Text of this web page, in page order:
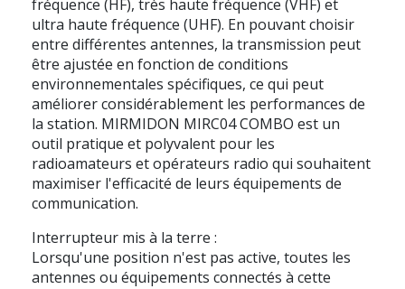
fréquence (HF), très haute fréquence (VHF) et
ultra haute fréquence (UHF). En pouvant choisir
entre différentes antennes, la transmission peut
être ajustée en fonction de conditions
environnementales spécifiques, ce qui peut
améliorer considérablement les performances de
la station. MIRMIDON MIRC04 COMBO est un
outil pratique et polyvalent pour les
radioamateurs et opérateurs radio qui souhaitent
maximiser l'efficacité de leurs équipements de
communication.
Interrupteur mis à la terre :
Lorsqu'une position n'est pas active, toutes les
antennes ou équipements connectés à cette